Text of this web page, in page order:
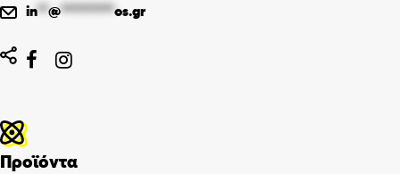
in**@**********os.gr
 
Προϊόντα